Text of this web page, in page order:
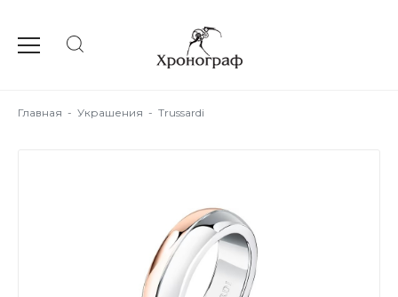
Главная - Украшения - Trussardi